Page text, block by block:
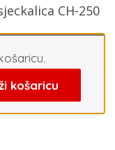
CH-250
košaricu